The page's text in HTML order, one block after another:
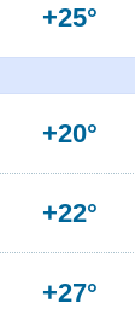
+25°
+20°
+22°
+27°